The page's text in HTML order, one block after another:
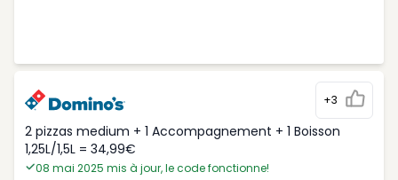
+3
2 pizzas medium + 1 Accompagnement + 1 Boisson
1,25L/1,5L = 34,99€
08 mai 2025 mis à jour, le code fonctionne!